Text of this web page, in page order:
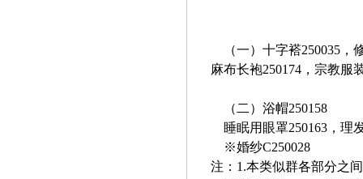
（一）十字褡250035
麻布长袍250174，宗教服
（二）浴帽250158
睡眠用眼罩250163，理
※婚纱C250028
注：1.本类似群各部分之